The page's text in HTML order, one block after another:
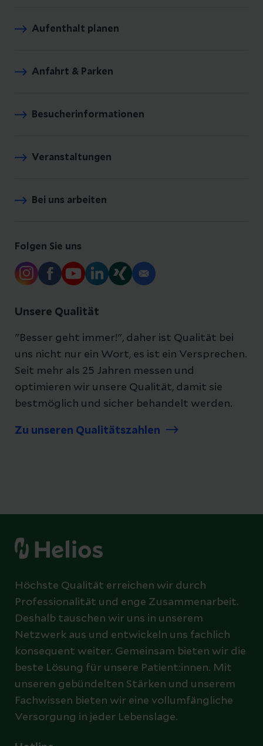
Aufenthalt planen
Anfahrt & Parken
Besucherinformationen
Veranstaltungen
Bei uns arbeiten
Folgen Sie uns
Unsere Qualität
"Besser geht immer!", daher ist Qualität bei
uns nicht nur ein Wort, es ist ein Versprechen.
Seit mehr als 25 Jahren messen und
optimieren wir unsere Qualität, damit sie
bestmöglich und sicher behandelt werden.
Zu unseren Qualitätszahlen
Höchste Qualität erreichen wir durch
Professionalität und enge Zusammenarbeit.
Deshalb tauschen wir uns in unserem
Netzwerk aus und entwickeln uns fachlich
konsequent weiter. Gemeinsam bieten wir die
beste Lösung für unsere Patient:innen. Mit
unseren gebündelten Stärken und unserem
Fachwissen bieten wir eine vollumfängliche
Versorgung in jeder Lebenslage.